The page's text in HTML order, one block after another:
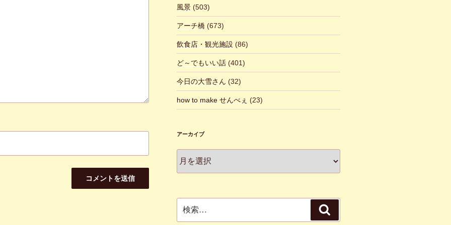
風景(503)
アーチ橋(673)
飲食店・観光施設 (86)
ど～でもいい話(401)
今日の大雪さん (32)
how to make せんべぇ (23)
アーカイブ
ー
ブ
索:
索